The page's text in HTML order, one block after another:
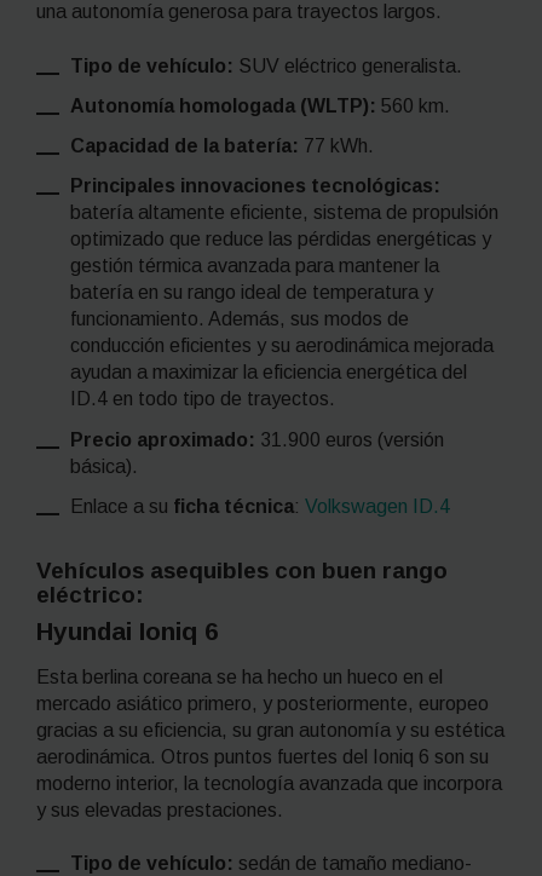
una autonomía generosa para trayectos largos.
Tipo de vehículo: SUV eléctrico generalista.
Autonomía homologada (WLTP): 560 km.
Capacidad de la batería: 77 kWh.
Principales innovaciones tecnológicas:
batería altamente eficiente, sistema de propulsión
optimizado que reduce las pérdidas energéticas y
gestión térmica avanzada para mantener la
batería en su rango ideal de temperatura y
funcionamiento. Además, sus modos de
conducción eficientes y su aerodinámica mejorada
ayudan a maximizar la eficiencia energética del
ID.4 en todo tipo de trayectos.
Precio aproximado: 31.900 euros (versión
básica).
Enlace a su ficha técnica: Volkswagen ID.4
Vehículos asequibles con buen rango
eléctrico:
Hyundai Ioniq 6
Esta berlina coreana se ha hecho un hueco en el
mercado asiático primero, y posteriormente, europeo
gracias a su eficiencia, su gran autonomía y su estética
aerodinámica. Otros puntos fuertes del Ioniq 6 son su
moderno interior, la tecnología avanzada que incorpora
y sus elevadas prestaciones.
Tipo de vehículo: sedán de tamaño mediano-